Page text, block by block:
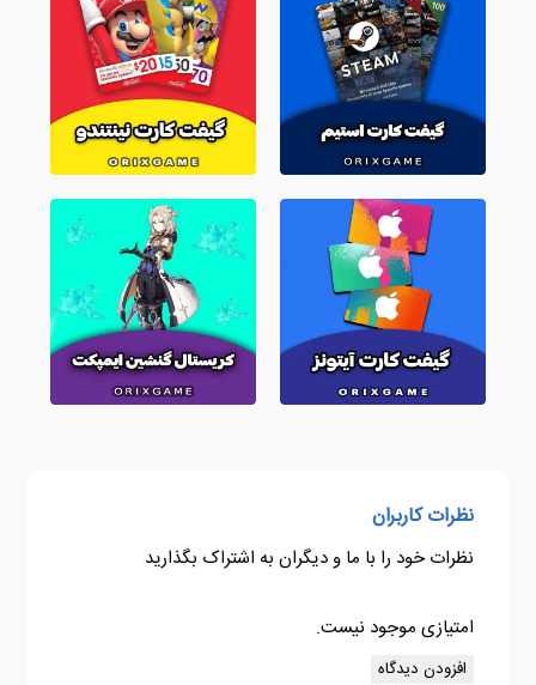
نظرات کاربران
نظرات خود را با ما و دیگران به اشتراک بگذارید
امتیازی موجود نیست.
افزودن دیدگاه